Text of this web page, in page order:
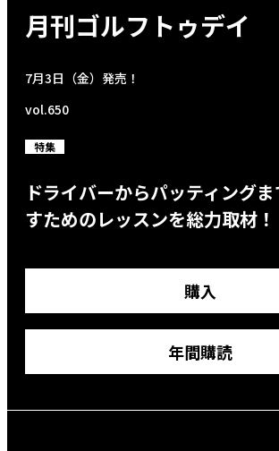
月刊ゴルフトゥデイ
7月3日（金）発売！
vol.650
特集
ドライバーからパッティング
すためのレッスンを総力取材！
購入
年間購読